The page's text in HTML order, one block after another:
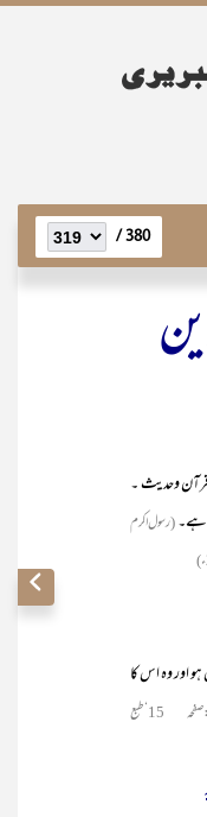
380 /
وحدیث ۔
ہے۔(رسول اکرم
اور وہ اس کا
(مقام عزیمت:صفحہ 15‘طبع